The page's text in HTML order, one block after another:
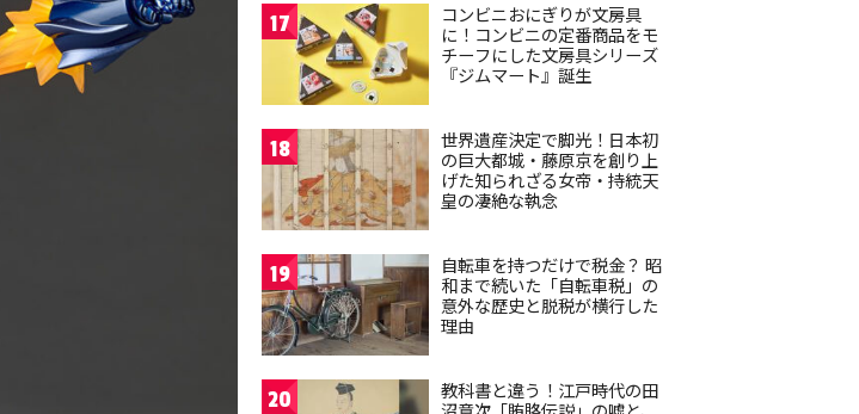
17
コンビニおにぎりが文房具
に！コンビニの定番商品をモ
チーフにした文房具シリーズ
『ジムマート』誕生
18
世界遺産決定で脚光！日本初
の巨大都城・藤原京を創り上
げた知られざる女帝・持統天
皇の凄絶な執念
19
自転車を持つだけで税金？ 昭
和まで続いた「自転車税」の
意外な歴史と脱税が横行した
理由
20
教科書と違う！江戸時代の田